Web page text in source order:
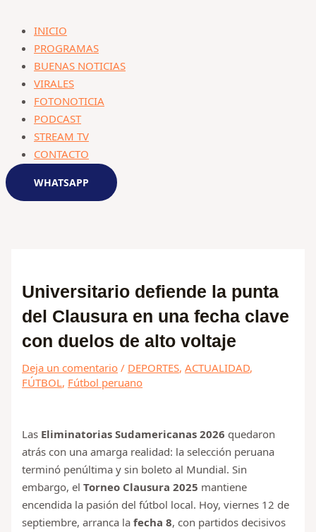
INICIO
PROGRAMAS
BUENAS NOTICIAS
VIRALES
FOTONOTICIA
PODCAST
STREAM TV
CONTACTO
WHATSAPP
Universitario defiende la punta
del Clausura en una fecha clave
con duelos de alto voltaje
Deja un comentario / DEPORTES,ACTUALIDAD,
FÚTBOL, Fútbol peruano
Las Eliminatorias Sudamericanas 2026 quedaron
atrás con una amarga realidad: la selección peruana
terminó penúltima y sin boleto al Mundial. Sin
embargo, elTorneo Clausura 2025 mantiene
encendida la pasión del fútbol local. Hoy, viernes 12 de
septiembre, arranca lafecha 8, con partidos decisivos